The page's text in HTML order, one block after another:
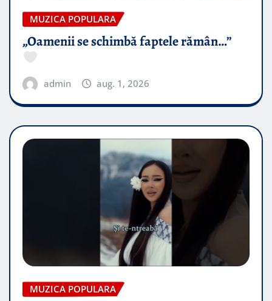
MUZICA POPULARA
„Oamenii se schimbă faptele rămân…”
admin aug. 1, 2026
MUZICA POPULARA